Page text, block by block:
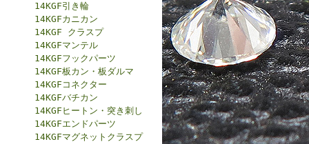
14KGF引き輪
14KGFカニカン
14KGF クラスプ
14KGFマンテル
14KGFフックパーツ
14KGF板カン・板ダルマ
14KGFコネクター
14KGFバチカン
14KGFヒートン・突き刺し
14KGFエンドパーツ
14KGFマグネットクラスプ